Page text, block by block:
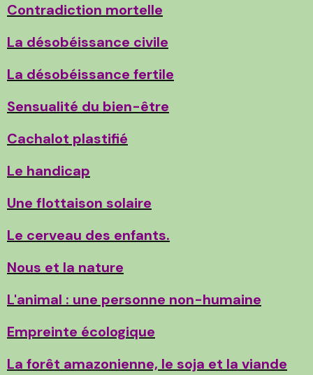
Contradiction mortelle
La désobéissance civile
La désobéissance fertile
Sensualité du bien-être
Cachalot plastifié
Le handicap
Une flottaison solaire
Le cerveau des enfants.
Nous et la nature
L'animal : une personne non-humaine
Empreinte écologique
La forêt amazonienne, le soja et la viande